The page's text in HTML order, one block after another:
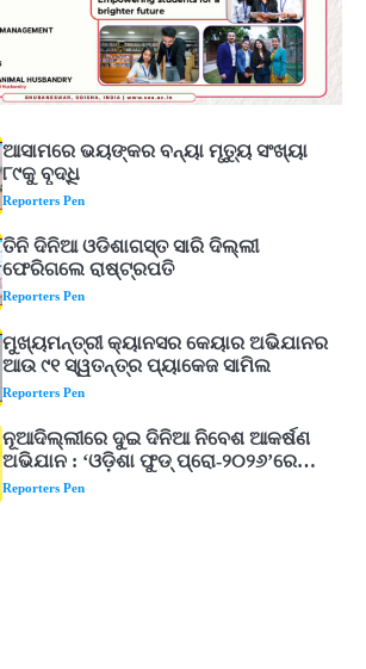
ଆସାମରେ ଭୟଙ୍କର ବନ୍ୟା ମୃତ୍ୟୁ ସଂଖ୍ୟା
୮୯କୁ ବୃଦ୍ଧି
Reporters Pen
ତିନି ଦିନିଆ ଓଡିଶାଗସ୍ତ ସାରି ଦିଲ୍ଲୀ
ଫେରିଗଲେ ରାଷ୍ଟ୍ରପତି
Reporters Pen
ମୁଖ୍ୟମନ୍ତ୍ରୀ କ୍ୟାନସର କେୟାର ଅଭିଯାନର
ଆଉ ୯୧ ସ୍ୱତନ୍ତ୍ର ପ୍ୟାକେଜ ସାମିଲ
Reporters Pen
ନୂଆଦିଲ୍ଲୀରେ ଦୁଇ ଦିନିଆ ନିବେଶ ଆକର୍ଷଣ
ଅଭିଯାନ : ‘ଓଡ଼ିଶା ଫୁଡ୍ ପ୍ରୋ-୨୦୨୬’ରେ
ଖାଦ୍ୟ ପ୍ରକ୍ରିୟାକରଣ କ୍ଷେତ୍ରକୁ ମିଳିବ
ଗୁରୁତ୍ୱ
Reporters Pen
‘ମୋତେ ଦଳରୁ ବାଦ୍ ଦିଅ’, କୋଚ୍ ଓ
ଚୟନକର୍ତ୍ତାଙ୍କୁ ରୋହିତଙ୍କ ଖୋଲା
ଚ୍ୟାଲେଞ୍ଜ! ମହମ୍ମଦ କୈଫଙ୍କ ବଡ଼ ବୟାନ
Reporters Pen